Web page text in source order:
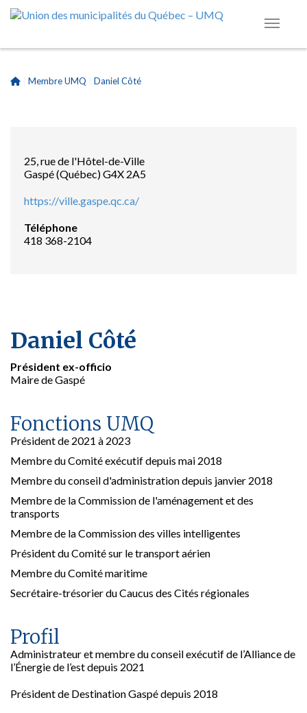
Membre UMQ Daniel Côté
25, rue de l'Hôtel-de-Ville
Gaspé (Québec) G4X 2A5
https://ville.gaspe.qc.ca/
Téléphone
418 368-2104
Daniel Côté
Président ex-officio
Maire de Gaspé
Fonctions UMQ
Président de 2021 à 2023
Membre du Comité exécutif depuis mai 2018
Membre du conseil d'administration depuis janvier 2018
Membre de la Commission de l'aménagement et des
transports
Membre de la Commission des villes intelligentes
Président du Comité sur le transport aérien
Membre du Comité maritime
Secrétaire-trésorier du Caucus des Cités régionales
Profil
Administrateur et membre du conseil exécutif de l’Alliance de
l’Énergie de l’est depuis 2021
Président de Destination Gaspé depuis 2018